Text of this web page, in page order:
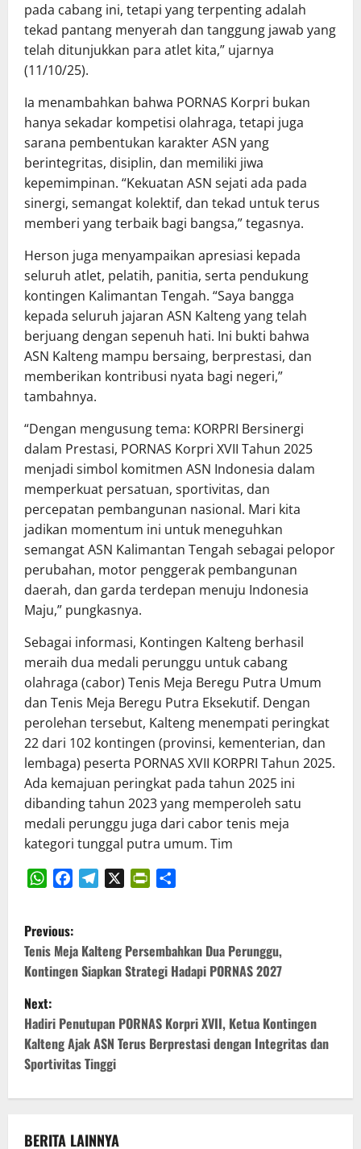
pada cabang ini, tetapi yang terpenting adalah
tekad pantang menyerah dan tanggung jawab yang
telah ditunjukkan para atlet kita,” ujarnya
(11/10/25).
Ia menambahkan bahwa PORNAS Korpri bukan
hanya sekadar kompetisi olahraga, tetapi juga
sarana pembentukan karakter ASN yang
berintegritas, disiplin, dan memiliki jiwa
kepemimpinan. “Kekuatan ASN sejati ada pada
sinergi, semangat kolektif, dan tekad untuk terus
memberi yang terbaik bagi bangsa,” tegasnya.
Herson juga menyampaikan apresiasi kepada
seluruh atlet, pelatih, panitia, serta pendukung
kontingen Kalimantan Tengah. “Saya bangga
kepada seluruh jajaran ASN Kalteng yang telah
berjuang dengan sepenuh hati. Ini bukti bahwa
ASN Kalteng mampu bersaing, berprestasi, dan
memberikan kontribusi nyata bagi negeri,”
tambahnya.
“Dengan mengusung tema: KORPRI Bersinergi
dalam Prestasi, PORNAS Korpri XVII Tahun 2025
menjadi simbol komitmen ASN Indonesia dalam
memperkuat persatuan, sportivitas, dan
percepatan pembangunan nasional. Mari kita
jadikan momentum ini untuk meneguhkan
semangat ASN Kalimantan Tengah sebagai pelopor
perubahan, motor penggerak pembangunan
daerah, dan garda terdepan menuju Indonesia
Maju,” pungkasnya.
Sebagai informasi, Kontingen Kalteng berhasil
meraih dua medali perunggu untuk cabang
olahraga (cabor) Tenis Meja Beregu Putra Umum
dan Tenis Meja Beregu Putra Eksekutif. Dengan
perolehan tersebut, Kalteng menempati peringkat
22 dari 102 kontingen (provinsi, kementerian, dan
lembaga) peserta PORNAS XVII KORPRI Tahun 2025.
Ada kemajuan peringkat pada tahun 2025 ini
dibanding tahun 2023 yang memperoleh satu
medali perunggu juga dari cabor tenis meja
kategori tunggal putra umum. Tim
P
o
s
t
n
a
v
Previous:
Tenis Meja Kalteng Persembahkan Dua Perunggu,
Kontingen Siapkan Strategi Hadapi PORNAS 2027
Next:
Hadiri Penutupan PORNAS Korpri XVII, Ketua Kontingen
Kalteng Ajak ASN Terus Berprestasi dengan Integritas dan
Sportivitas Tinggi
BERITA LAINNYA